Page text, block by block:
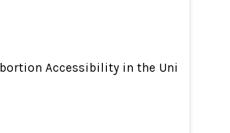
Accessibility in the United States